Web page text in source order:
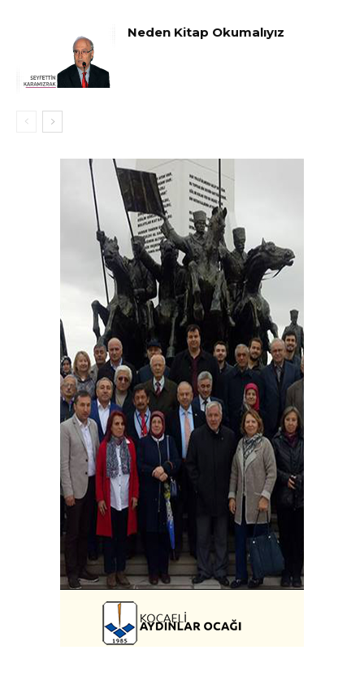
Neden Kitap Okumalıyız